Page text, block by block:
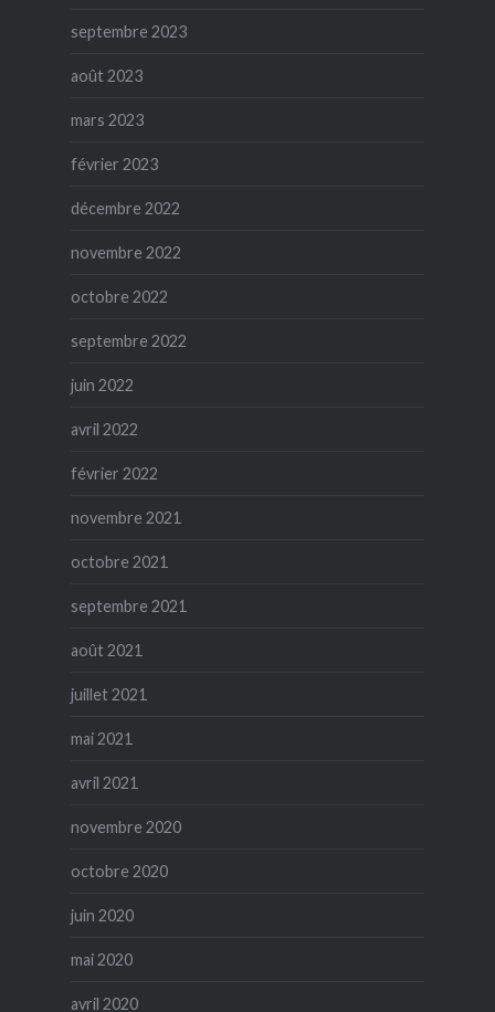
septembre 2023
août 2023
mars 2023
février 2023
décembre 2022
novembre 2022
octobre 2022
septembre 2022
juin 2022
avril 2022
février 2022
novembre 2021
octobre 2021
septembre 2021
août 2021
juillet 2021
mai 2021
avril 2021
novembre 2020
octobre 2020
juin 2020
mai 2020
avril 2020